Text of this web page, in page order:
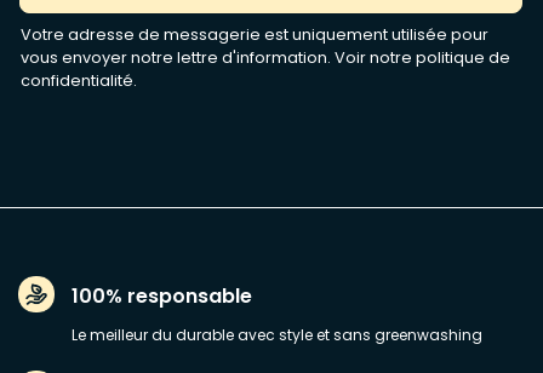
Votre adresse de messagerie est uniquement utilisée pour
vous envoyer notre lettre d'information. Voir notre politique de
confidentialité.
100% responsable
Le meilleur du durable avec style et sans greenwashing